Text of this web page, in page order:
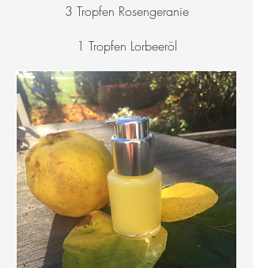
3 Tropfen Rosengeranie
1 Tropfen Lorbeeröl